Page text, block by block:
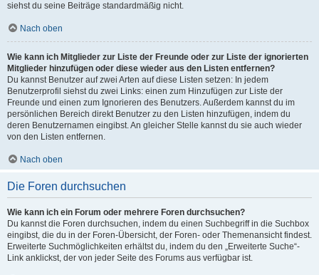
siehst du seine Beiträge standardmäßig nicht.
Nach oben
Wie kann ich Mitglieder zur Liste der Freunde oder zur Liste der ignorierten
Mitglieder hinzufügen oder diese wieder aus den Listen entfernen?
Du kannst Benutzer auf zwei Arten auf diese Listen setzen: In jedem
Benutzerprofil siehst du zwei Links: einen zum Hinzufügen zur Liste der
Freunde und einen zum Ignorieren des Benutzers. Außerdem kannst du im
persönlichen Bereich direkt Benutzer zu den Listen hinzufügen, indem du
deren Benutzernamen eingibst. An gleicher Stelle kannst du sie auch wieder
von den Listen entfernen.
Nach oben
Die Foren durchsuchen
Wie kann ich ein Forum oder mehrere Foren durchsuchen?
Du kannst die Foren durchsuchen, indem du einen Suchbegriff in die Suchbox
eingibst, die du in der Foren-Übersicht, der Foren- oder Themenansicht findest.
Erweiterte Suchmöglichkeiten erhältst du, indem du den „Erweiterte Suche“-
Link anklickst, der von jeder Seite des Forums aus verfügbar ist.